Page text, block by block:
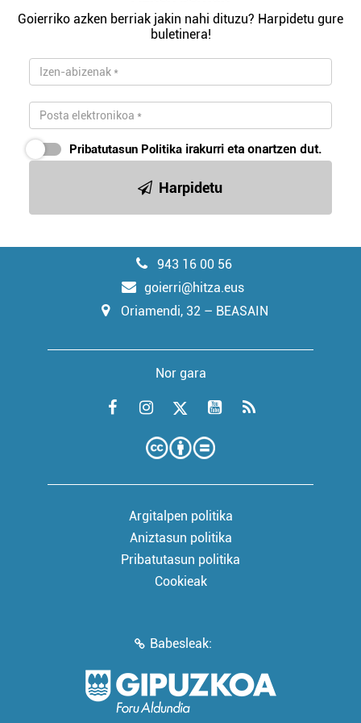
Goierriko azken berriak jakin nahi dituzu? Harpidetu gure
buletinera!
Pribatutasun Politika irakurri eta onartzen dut.
Harpidetu
943 16 00 56
goierri@hitza.eus
Oriamendi, 32 – BEASAIN
Nor gara
Argitalpen politika
Aniztasun politika
Pribatutasun politika
Cookieak
Babesleak: